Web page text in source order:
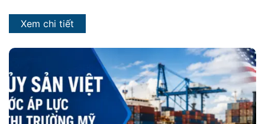
Xem chi tiết